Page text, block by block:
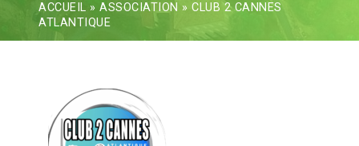
ACCUEIL » ASSOCIATION » CLUB 2 CANNES
ATLANTIQUE